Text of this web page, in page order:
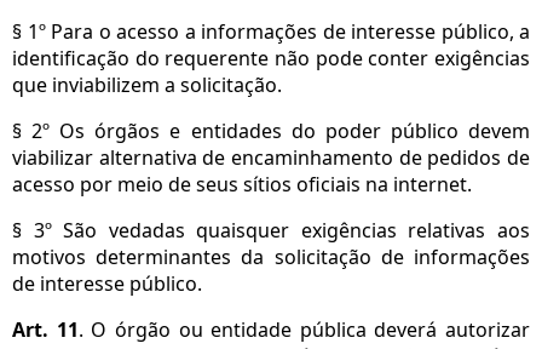
§ 1º Para o acesso a informações de interesse público, a
identificação do requerente não pode conter exigências
que inviabilizem a solicitação.
§ 2º Os órgãos e entidades do poder público devem
viabilizar alternativa de encaminhamento de pedidos de
acesso por meio de seus sítios oficiais na internet.
§ 3º São vedadas quaisquer exigências relativas aos
motivos determinantes da solicitação de informações
de interesse público.
Art. 11. O órgão ou entidade pública deverá autorizar